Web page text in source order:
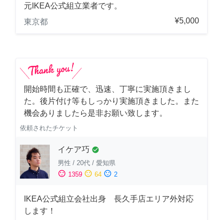
元IKEA公式組立業者です。
東京都
¥5,000
開始時間も正確で、迅速、丁寧に実施頂きまし
た。後片付け等もしっかり実施頂きました。また
機会ありましたら是非お願い致します。
依頼されたチケット
イケア巧 check_circle
男性 / 20代 / 愛知県
sentiment_satisfied 1359 sentiment_neutral 64 sentiment_dissatisfied 2
IKEA公式組立会社出身 長久手店エリア外対応
します！